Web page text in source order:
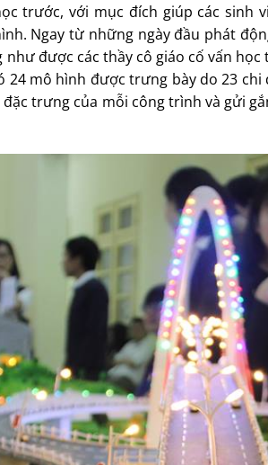
trước, với mục đích giúp các sinh
Ngay từ những ngày đầu phát
được các thầy cô giáo cố vấn
24 mô hình được trưng bày do 23
trưng của mỗi công trình và gửi